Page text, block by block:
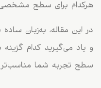
هرکدام برای سطح مشخصی
در این مقاله، به‌زبان
و یاد می‌گیرید کدام
سطح تجربه شما